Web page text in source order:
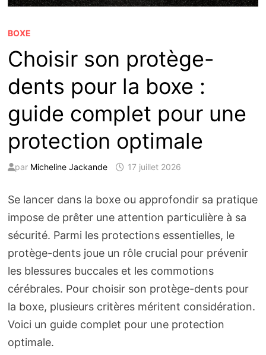
BOXE
Choisir son protège-
dents pour la boxe :
guide complet pour une
protection optimale
par Micheline Jackande 17 juillet 2026
Se lancer dans la boxe ou approfondir sa pratique
impose de prêter une attention particulière à sa
sécurité. Parmi les protections essentielles, le
protège-dents joue un rôle crucial pour prévenir
les blessures buccales et les commotions
cérébrales. Pour choisir son protège-dents pour
la boxe, plusieurs critères méritent considération.
Voici un guide complet pour une protection
optimale.